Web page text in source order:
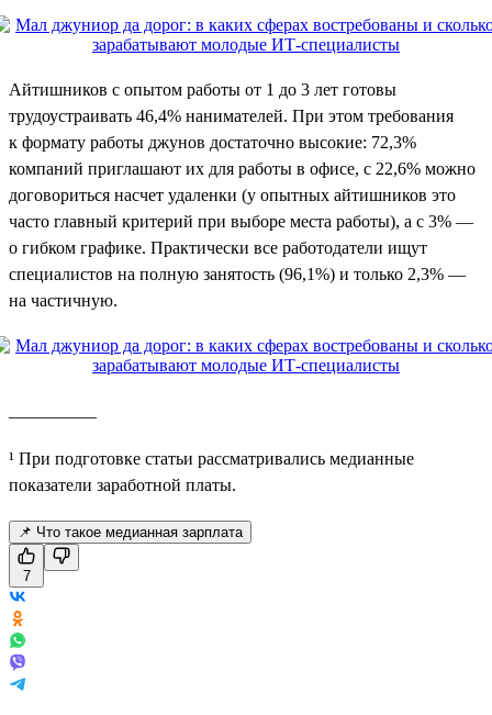
Айтишников с опытом работы от 1 до 3 лет готовы
трудоустраивать 46,4% нанимателей. При этом требования
к формату работы джунов достаточно высокие: 72,3%
компаний приглашают их для работы в офисе, с 22,6% можно
договориться насчет удаленки (у опытных айтишников это
часто главный критерий при выборе места работы), а с 3% —
о гибком графике. Практически все работодатели ищут
специалистов на полную занятость (96,1%) и только 2,3% —
на частичную.
¹ При подготовке статьи рассматривались медианные
показатели заработной платы.
📌 Что такое медианная зарплата
7